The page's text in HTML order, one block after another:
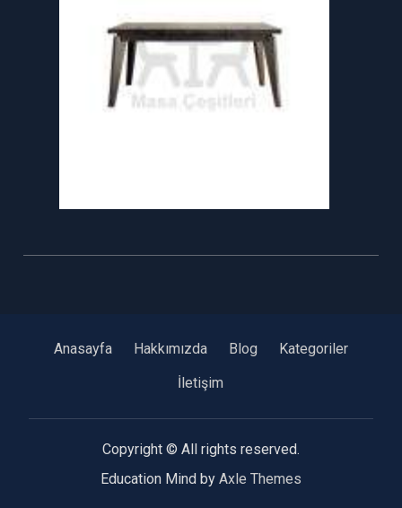
Anasayfa Hakkımızda Blog
Kategoriler
İletişim
Copyright © All rights reserved.
Education Mind by Axle Themes